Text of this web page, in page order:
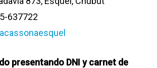
637722
presentando DNI y carnet de